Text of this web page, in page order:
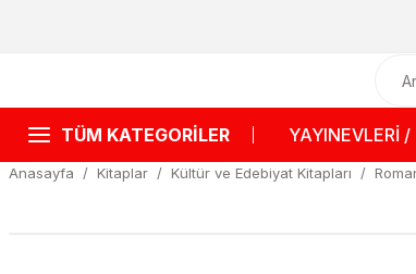
TÜM KATEGORİLER YAYINEVLERİ
Anasayfa Kitaplar Kültür ve Edebiyat Kitapları